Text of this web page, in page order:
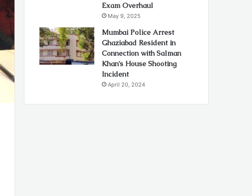
Exam Overhaul
May 9, 2025
Mumbai Police Arrest
Ghaziabad Resident in
Connection with Salman
Khan’s House Shooting
Incident
April 20, 2024